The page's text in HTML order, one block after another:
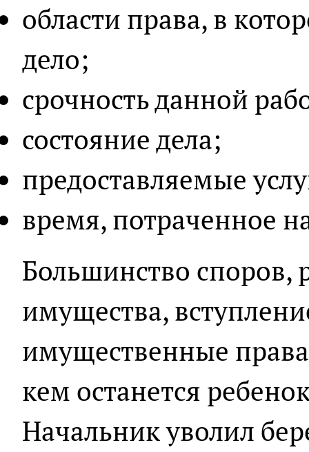
области права, в
дело;
срочность данной
состояние дела;
предоставляемые
время, потраченное
Большинство споров,
имущества,
имущественные
кем останется
Начальник уволил